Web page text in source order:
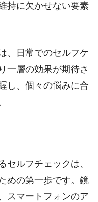
持に欠かせない要素
、日常でのセルフケ
一層の効果が期待さ
し、個々の悩みに合
セルフチェックは、
めの第一歩です。鏡
スマートフォンのア